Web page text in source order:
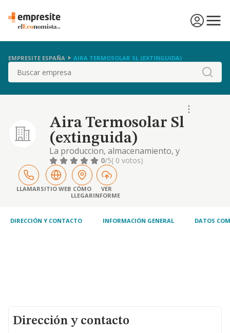
EMPRESITE ESPAÑA AIRA TERMOSOLAR SL (EXTINGUIDA)
Buscar
Aira Termosolar Sl
(extinguida)
La produccion, almacenamiento, y
comercializaciond e energia en cualquiera de
sus formas, asi como de productos relativos,
materias primas o productos resultantes, de
procesos de generacion de energia, etc.
0/5( 0 votos)
LLAMARSITIO WEB CÓMO
LLEGAR
VER
INFORME
DIRECCIÓN Y CONTACTO INFORMACIÓN GENERAL DATOS
Dirección y contacto